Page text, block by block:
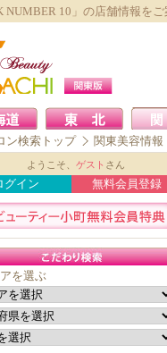
NUMBER 10」の店舗情報をご
ン検索トップ 関東美容情報
ようこそ、 ゲスト さん
グイン 無料会員登録
を選ぶ